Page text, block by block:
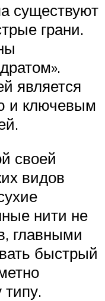
существуют
грани.
является
и ключевым
своей
видов
нити не
главными
быстрый